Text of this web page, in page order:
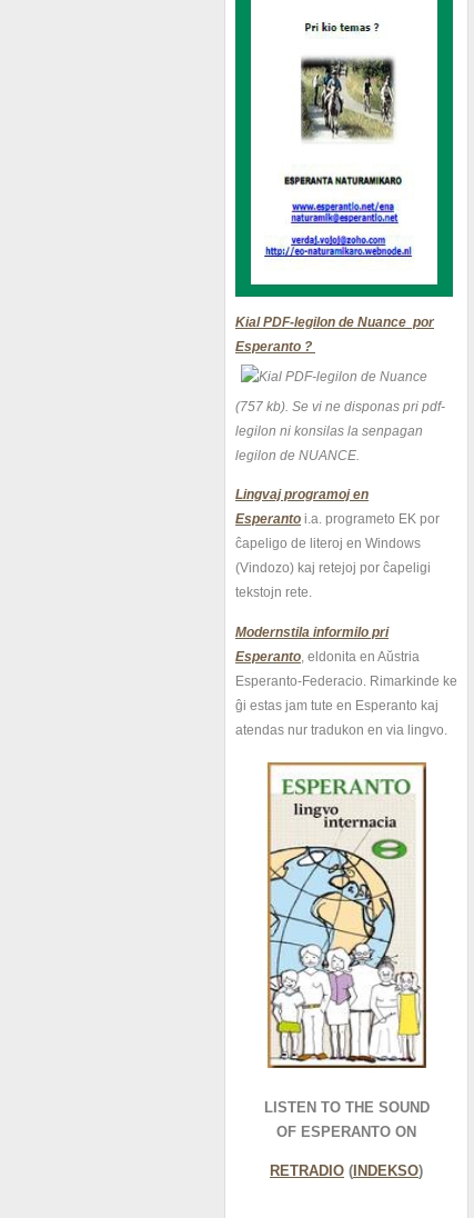
Kial PDF-legilon de Nuance por
Esperanto ?
(757 kb). Se vi ne disponas pri pdf-
legilon ni konsilas la senpagan
legilon de NUANCE.
Lingvaj programoj en
Esperanto i.a. programeto EK por
ĉapeligo de literoj en Windows
(Vindozo) kaj retejoj por ĉapeligi
tekstojn rete.
Modernstila informilo pri
Esperanto , eldonita en Aŭstria
Esperanto-Federacio. Rimarkinde ke
ĝi estas jam tute en Esperanto kaj
atendas nur tradukon en via lingvo.
LISTEN TO THE SOUND
OF ESPERANTO ON
RETRADIO ( INDEKSO)